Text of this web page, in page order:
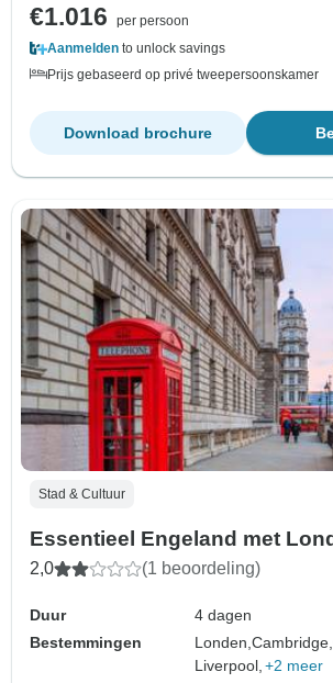
€1.016
per persoon
Aanmelden to unlock savings
Prijs gebaseerd op privé tweepersoonskamer
Download brochure
Stad & Cultuur
Essentieel Engeland met
2,0 (1 beoordeling)
Duur
4 dagen
Bestemmingen
Londen,Cambridge,
Liverpool, +2 meer